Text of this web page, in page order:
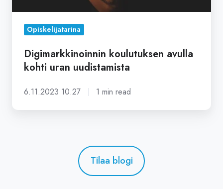
Opiskelijatarina
Digimarkkinoinnin koulutuksen avulla
kohti uran uudistamista
6.11.2023 10.27 1 min read
Tilaa blogi